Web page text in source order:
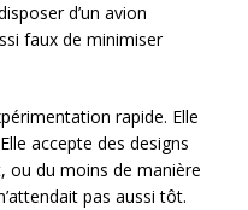
d’un avion
faux de minimiser
rapide. Elle
accepte des designs
ou du moins de manière
pas aussi tôt.